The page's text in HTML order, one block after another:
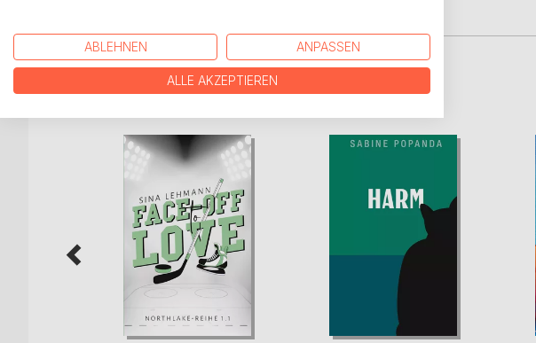
WEITERE TITEL BEIBoD
ABLEHNEN ANPASSEN
ALLE AKZEPTIEREN